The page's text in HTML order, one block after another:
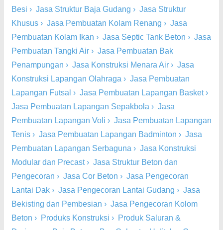
Besi › Jasa Struktur Baja Gudang › Jasa Struktur
Khusus › Jasa Pembuatan Kolam Renang › Jasa
Pembuatan Kolam Ikan › Jasa Septic Tank Beton › Jasa
Pembuatan Tangki Air › Jasa Pembuatan Bak
Penampungan › Jasa Konstruksi Menara Air › Jasa
Konstruksi Lapangan Olahraga › Jasa Pembuatan
Lapangan Futsal › Jasa Pembuatan Lapangan Basket›
Jasa Pembuatan Lapangan Sepakbola › Jasa
Pembuatan Lapangan Voli › Jasa Pembuatan Lapangan
Tenis › Jasa Pembuatan Lapangan Badminton › Jasa
Pembuatan Lapangan Serbaguna › Jasa Konstruksi
Modular dan Precast› Jasa Struktur Beton dan
Pengecoran › Jasa Cor Beton › Jasa Pengecoran
Lantai Dak › Jasa Pengecoran Lantai Gudang › Jasa
Bekisting dan Pembesian › Jasa Pengecoran Kolom
Beton › Produks Konstruksi › Produk Saluran &